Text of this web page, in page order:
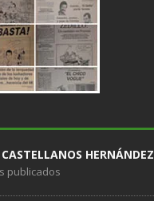
HERNÁNDEZ
publicados